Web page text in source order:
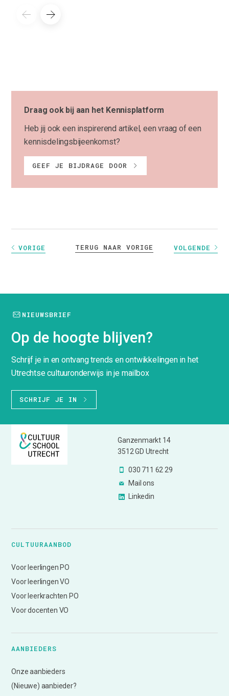
Draag ook bij aan het Kennisplatform
Heb jij ook een inspirerend artikel, een vraag of een
kennisdelingsbijeenkomst?
GEEF JE BIJDRAGE DOOR
VORIGE TERUG NAAR VORIGE VOLGENDE
NIEUWSBRIEF
Op de hoogte blijven?
Schrijf je in en ontvang trends en ontwikkelingen in het
Utrechtse cultuuronderwijs in je mailbox
SCHRIJF JE IN
Ganzenmarkt 14
3512 GD Utrecht
030 711 62 29
Mail ons
Linkedin
CULTUURAANBOD
Voor leerlingen PO
Voor leerlingen VO
Voor leerkrachten PO
Voor docenten VO
AANBIEDERS
Onze aanbieders
(Nieuwe) aanbieder?